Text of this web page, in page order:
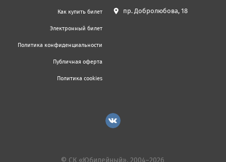
Как купить билет
Электронный билет
Политика конфиденциальности
Публичная оферта
Политика cookies
пр. Добролюбова, 18
© СК «Юбилейный», 2004–2026